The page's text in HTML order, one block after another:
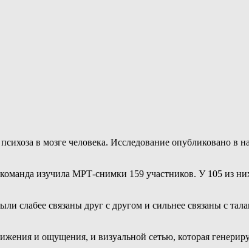
в мозге человека. Исследование опубликовано в
изучила МРТ-снимки 159 участников. У 105 из
слабее связаны друг с другом и сильнее связаны с
и ощущения, и визуальной сетью, которая